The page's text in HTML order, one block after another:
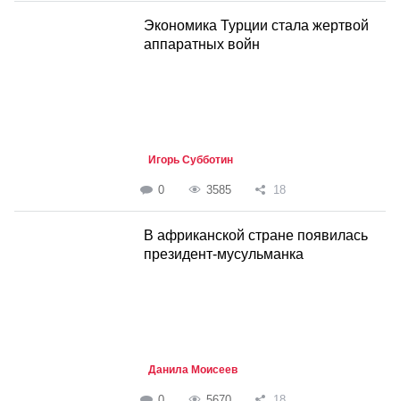
Экономика Турции стала жертвой
аппаратных войн
Игорь Субботин
0 3585 18
В африканской стране появилась
президент-мусульманка
Данила Моисеев